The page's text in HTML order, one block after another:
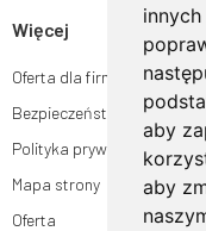
aby
aby
Więcej
Oferta dla firm
Bezpieczeństwo płatności
Polityka prywatności
Mapa strony
Oferta